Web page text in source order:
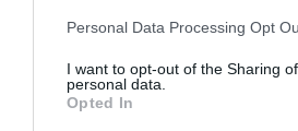
Personal Data Processing Opt
I want to opt-out of the Sharing
personal data.
Opted In